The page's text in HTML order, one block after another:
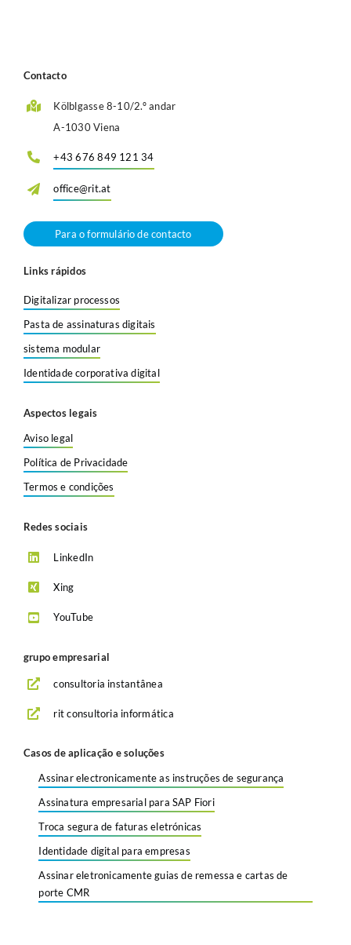
Contacto
Kölblgasse 8-10/2.º andar
A-1030 Viena
+43 676 849 121 34
office@rit.at
Para o formulário de contacto
Links rápidos
Digitalizar processos
Pasta de assinaturas digitais
sistema modular
Identidade corporativa digital
Aspectos legais
Aviso legal
Política de Privacidade
Termos e condições
Redes sociais
LinkedIn
Xing
YouTube
grupo empresarial
consultoria instantânea
rit consultoria informática
Casos de aplicação e soluções
Assinar electronicamente as instruções de segurança
Assinatura empresarial para SAP Fiori
Troca segura de faturas eletrónicas
Identidade digital para empresas
Assinar eletronicamente guias de remessa e cartas de
porte CMR